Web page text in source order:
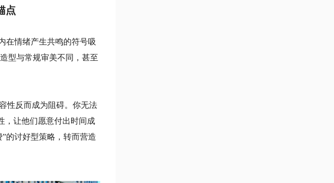
点
在情绪产生共鸣的符号吸
型与常规审美不同，甚至
性反而成为阻碍。你无法
，让他们愿意付出时间成
的讨好型策略，转而营造